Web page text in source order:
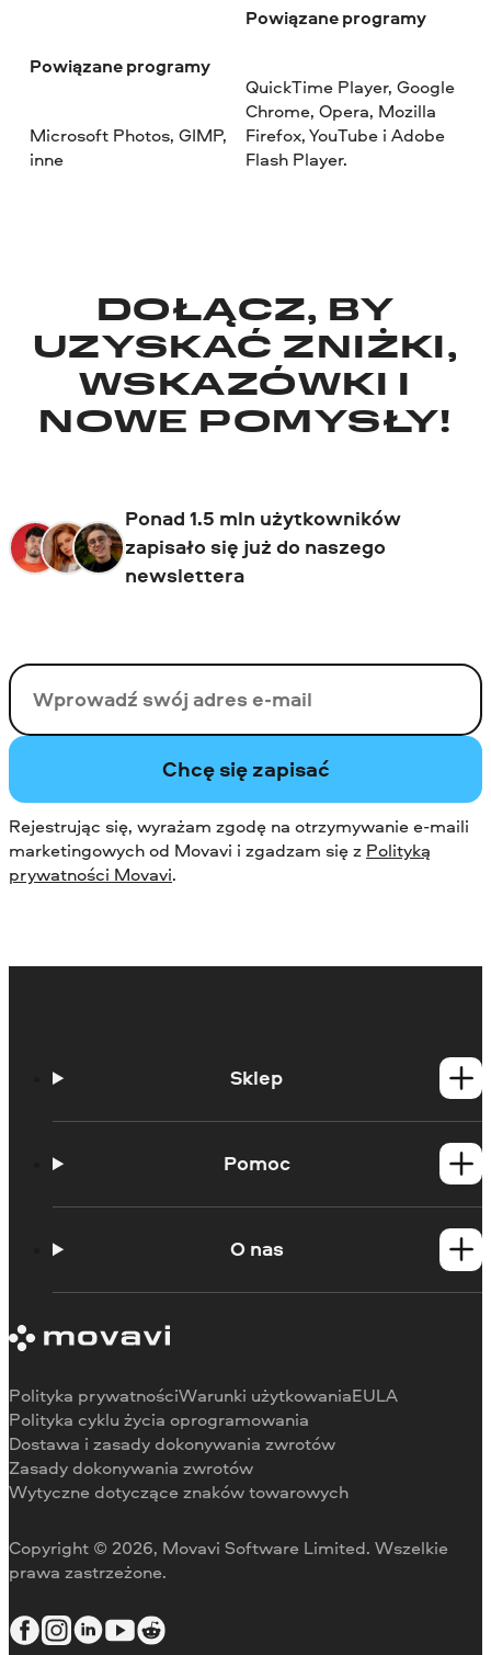
Powiązane programy
Microsoft Photos, GIMP,
inne
Powiązane programy
QuickTime Player, Google
Chrome, Opera, Mozilla
Firefox, YouTube i Adobe
Flash Player.
DOŁĄCZ, BY
UZYSKAĆ ZNIŻKI,
WSKAZÓWKI I
NOWE POMYSŁY!
Ponad 1.5 mln użytkowników
zapisało się już do naszego
newslettera
Twój email
Chcę się zapisać
Rejestrując się, wyrażam zgodę na otrzymywanie e-maili
marketingowych od Movavi i zgadzam się z Polityką
prywatności Movavi.
Sklep
Produkty dla Mac
Pomoc
Portal edukacyjny
Ograniczenia wersji próbnej
Zwrot środków
O nas
Referencje
Dlaczego warto wybrać nas
Do pracy
Copyright © 2026, Movavi Software Limited. Wszelkie
prawa zastrzeżone.
Polityka prywatnościWarunki użytkowaniaEULA
Polityka cyklu życia oprogramowania
Dostawa i zasady dokonywania zwrotów
Zasady dokonywania zwrotów
Wytyczne dotyczące znaków towarowych